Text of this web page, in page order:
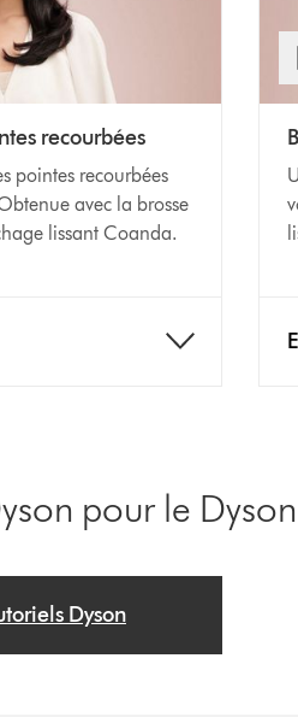
recourbées
pointes recourbées
avec la brosse
lissant Coanda.
pour le
Dyson